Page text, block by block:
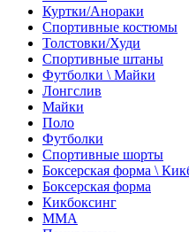
Куртки/Анораки
Спортивные костюмы
Толстовки/Худи
Спортивные штаны
Футболки \ Майки
Лонгслив
Майки
Поло
Футболки
Спортивные шорты
Боксерская форма \
Боксерская форма
Кикбоксинг
ММА